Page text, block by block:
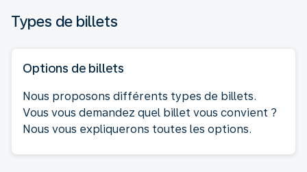
Types de billets
Options de billets
Nous proposons différents types de billets.
Vous vous demandez quel billet vous convient ?
Nous vous expliquerons toutes les options.